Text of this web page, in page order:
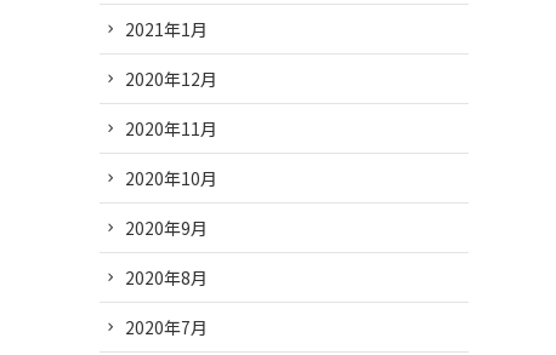
2021年1月
2020年12月
2020年11月
2020年10月
2020年9月
2020年8月
2020年7月